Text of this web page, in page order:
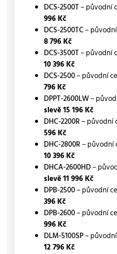
DCS-2500T– původní
996 Kč
DCS-2500TC– původní
8 796 Kč
DCS-3500T– původní
10 396 Kč
DCS-2500– původní
796 Kč
DPPT-2600LW–
slevě 15 196 Kč
DHC-2200R– původní
596 Kč
DHC-2800R– původní
10 396 Kč
DHCA-2600HD–
slevě 11 996 Kč
DPB-2500– původní
396 Kč
DPB-2600– původní
996 Kč
DLM-5100SP– původní
12 796 Kč